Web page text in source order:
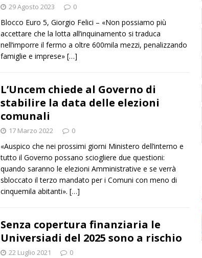
29 Agosto 2023 0
Blocco Euro 5, Giorgio Felici – «Non possiamo più
accettare che la lotta all’inquinamento si traduca
nell’imporre il fermo a oltre 600mila mezzi, penalizzando
famiglie e imprese» […]
L’Uncem chiede al Governo di
stabilire la data delle elezioni
comunali
17 Marzo 2022 0
«Auspico che nei prossimi giorni Ministero dell’interno e
tutto il Governo possano sciogliere due questioni:
quando saranno le elezioni Amministrative e se verrà
sbloccato il terzo mandato per i Comuni con meno di
cinquemila abitanti». […]
Senza copertura finanziaria le
Universiadi del 2025 sono a rischio
22 Luglio 2021 0